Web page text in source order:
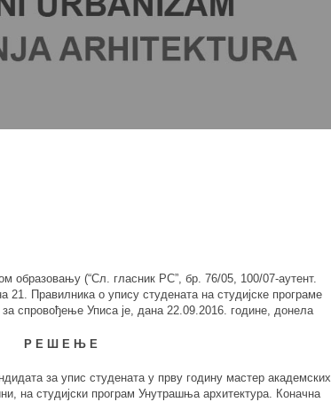
образовању (“Сл. гласник РС”, бр. 76/05, 100/07-аутент.
Правилника о упису студената на студијске програме
спровођење Уписа је, дана 22.09.2016. године, донела
Р Е Ш Е Њ Е
за упис студената у прву годину мастер академских
на студијски програм Унутрашња архитектура. Коначна